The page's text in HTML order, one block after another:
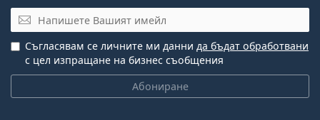
Имейл
Абониране
Съгласявам се личните ми данни да бъдат обработвани
с цел изпращане на бизнес съобщения